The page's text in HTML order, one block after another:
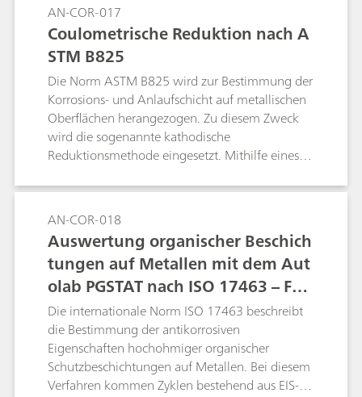
AN-COR-017
Coulometrische Reduktion nach A
STM B825
Die Norm ASTM B825 wird zur Bestimmung der
Korrosions- und Anlaufschicht auf metallischen
Oberflächen herangezogen. Zu diesem Zweck
wird die sogenannte kathodische
Reduktionsmethode eingesetzt. Mithilfe eines
Metrohm 1-L-Korrosionszelle wird ein Verfahren
zur Nachbildung der ASTM B825
veranschaulicht.
AN-COR-018
Auswertung organischer Beschich
tungen auf Metallen mit dem Aut
olab PGSTAT nach ISO 17463 – Far
ben und Lacke
Die internationale Norm ISO 17463 beschreibt
die Bestimmung der antikorrosiven
Eigenschaften hochohmiger organischer
Schutzbeschichtungen auf Metallen. Bei diesem
Verfahren kommen Zyklen bestehend aus EIS-